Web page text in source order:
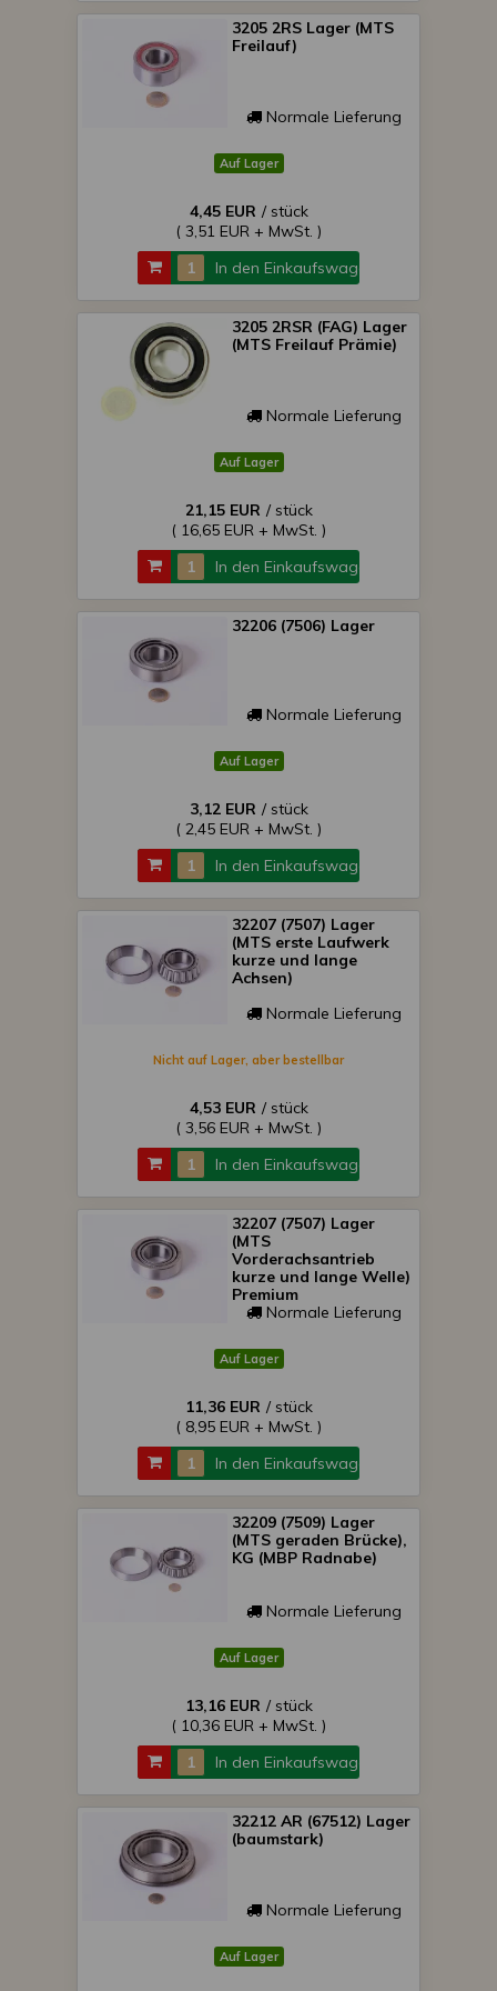
3205 2RS Lager (MTS
Freilauf)
Normale Lieferung
Auf Lager
4,45 EUR / stück
( 3,51 EUR + MwSt. )
In den Einkaufswagen
3205 2RSR (FAG) Lager
(MTS Freilauf Prämie)
Normale Lieferung
Auf Lager
21,15 EUR / stück
( 16,65 EUR + MwSt. )
In den Einkaufswagen
32206 (7506) Lager
Normale Lieferung
Auf Lager
3,12 EUR / stück
( 2,45 EUR + MwSt. )
In den Einkaufswagen
32207 (7507) Lager
(MTS erste Laufwerk
kurze und lange
Achsen)
Normale Lieferung
Nicht auf Lager, aber bestellbar
4,53 EUR / stück
( 3,56 EUR + MwSt. )
In den Einkaufswagen
32207 (7507) Lager
(MTS
Vorderachsantrieb
kurze und lange Welle)
Premium
Normale Lieferung
Auf Lager
11,36 EUR / stück
( 8,95 EUR + MwSt. )
In den Einkaufswagen
32209 (7509) Lager
(MTS geraden Brücke),
KG (MBP Radnabe)
Normale Lieferung
Auf Lager
13,16 EUR / stück
( 10,36 EUR + MwSt. )
In den Einkaufswagen
32212 AR (67512) Lager
(baumstark)
Normale Lieferung
Auf Lager